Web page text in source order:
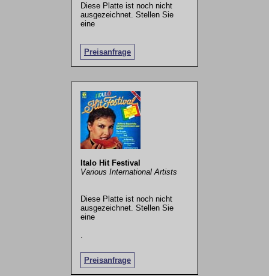
Diese Platte ist noch nicht
ausgezeichnet. Stellen Sie
eine
Preisanfrage
Italo Hit Festival
Various International Artists
Diese Platte ist noch nicht
ausgezeichnet. Stellen Sie
eine
Preisanfrage
.